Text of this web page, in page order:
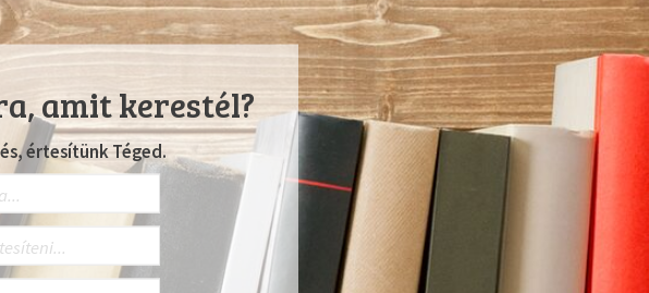
amit kerestél?
értesítünk Téged.